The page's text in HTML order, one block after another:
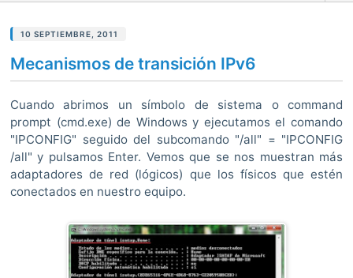
10 SEPTIEMBRE, 2011
Mecanismos de transición IPv6
Cuando abrimos un símbolo de sistema o command
prompt (cmd.exe) de Windows y ejecutamos el comando
"IPCONFIG" seguido del subcomando "/all" = "IPCONFIG
/all" y pulsamos Enter. Vemos que se nos muestran más
adaptadores de red (lógicos) que los físicos que estén
conectados en nuestro equipo.